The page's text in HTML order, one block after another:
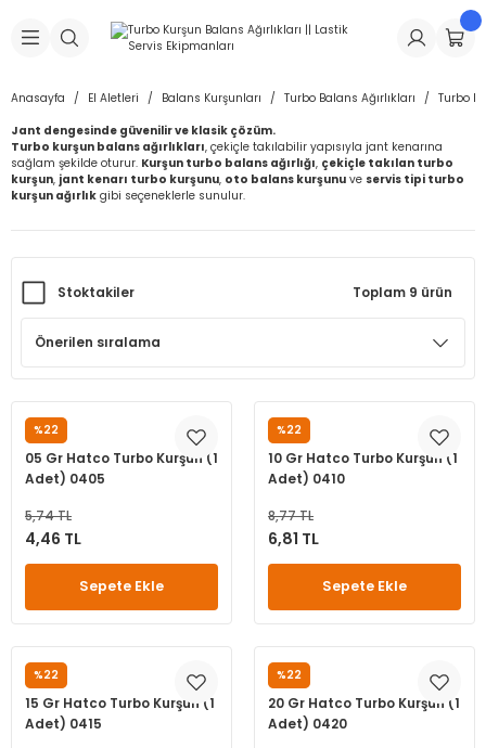
Geri Dön
Makineleri
Geri Dön
Dolgu Lastikleri
Dolgu Lastikleri
Geri Dön
İç Lastikleri
İç Lastikleri
Geri Dön
Geri Dön
& Sibop İlaveleri
Kapağı
Geri Dön
Tüpü
& Spreyler
Geri Dön
Makinesi Yedek Parçaları
Yedek Parçaları
Anasayfa El Aletleri Balans Kurşunları Turbo Balans Ağırlıkları
Turbo
Jant dengesinde güvenilir ve klasik çözüm.
Turbo kurşun balans ağırlıkları, çekiçle takılabilir yapısıyla jant kenarına
sağlam şekilde oturur. Kurşun turbo balans ağırlığı, çekiçle takılan turbo
kurşun, jant kenarı turbo kurşunu, oto balans kurşunu ve servis tipi turbo
kurşun ağırlık gibi seçeneklerle sunulur.
Stoktakiler Toplam 9 ürün
%22
HATCO
05 Gr Hatco Turbo Kurşun (1
Adet) 0405
5,74 TL
4,46 TL
Sepete Ekle
%22
HATCO
10 Gr Hatco Turbo Kurşun (1
Adet) 0410
8,77 TL
6,81 TL
Sepete Ekle
%22
HATCO
15 Gr Hatco Turbo Kurşun (1
Adet) 0415
%22
HATCO
20 Gr Hatco Turbo Kurşun (1
Adet) 0420